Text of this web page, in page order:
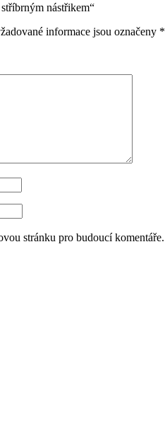
nástřikem“
informace jsou označeny *
stránku pro budoucí komentáře.